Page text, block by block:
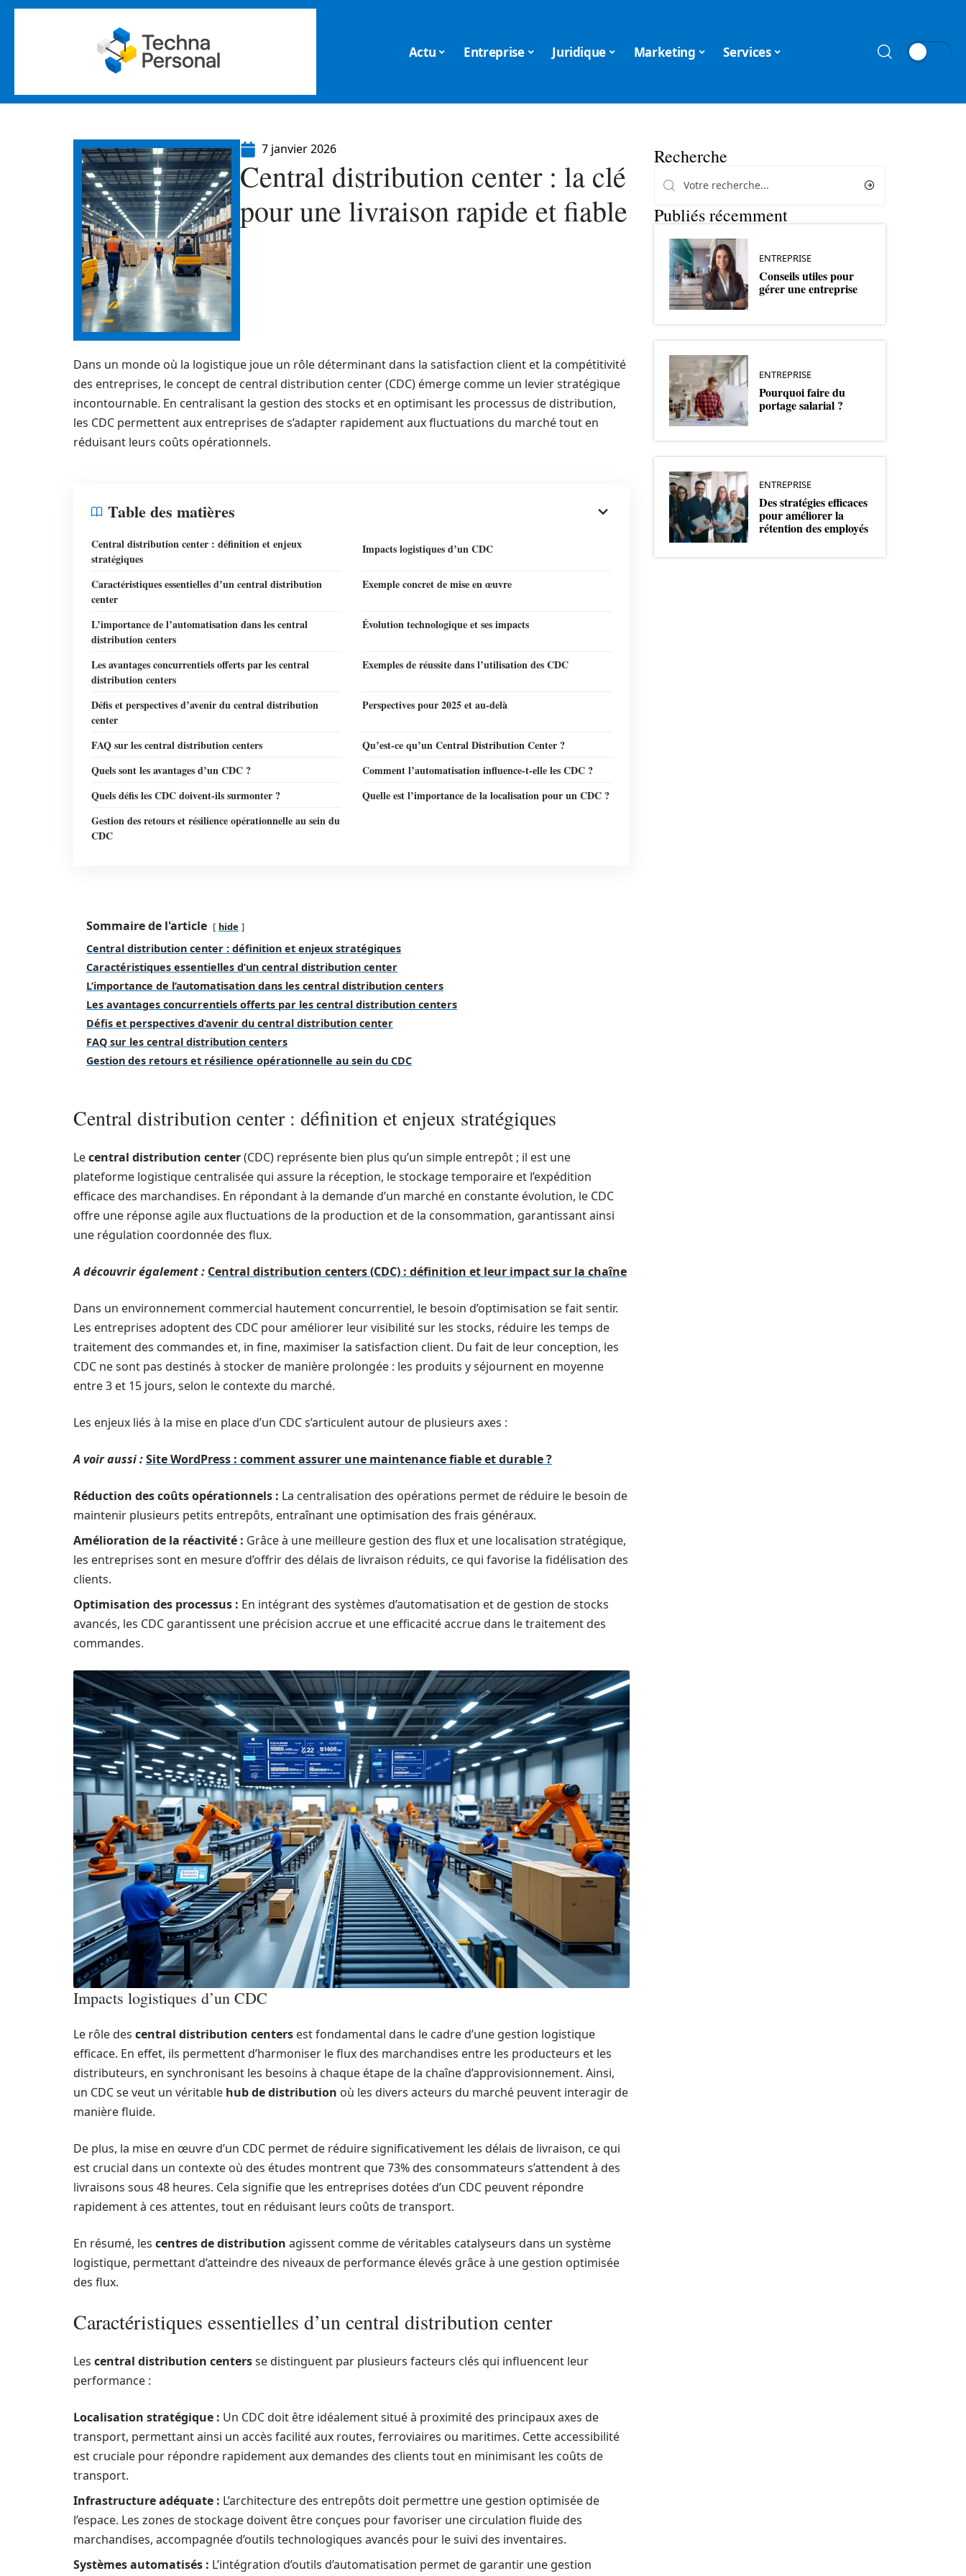
Actu Entreprise Juridique Marketing Services
7 janvier 2026
Central distribution center : la clé
pour une livraison rapide et fiable
Dans un monde où la logistique joue un rôle déterminant dans la satisfaction client et la compétitivité
des entreprises, le concept de central distribution center (CDC) émerge comme un levier stratégique
incontournable. En centralisant la gestion des stocks et en optimisant les processus de distribution,
les CDC permettent aux entreprises de s’adapter rapidement aux fluctuations du marché tout en
réduisant leurs coûts opérationnels.
Table des matières
Central distribution center : définition et enjeux
stratégiques
Impacts logistiques d’un CDC
Caractéristiques essentielles d’un central distribution
center
Exemple concret de mise en œuvre
L’importance de l’automatisation dans les central
distribution centers
Évolution technologique et ses impacts
Les avantages concurrentiels offerts par les central
distribution centers
Exemples de réussite dans l’utilisation des CDC
Défis et perspectives d’avenir du central distribution
center
Perspectives pour 2025 et au-delà
FAQ sur les central distribution centers
Qu’est-ce qu’un Central Distribution Center ?
Quels sont les avantages d’un CDC ?
Comment l’automatisation influence-t-elle les CDC ?
Quels défis les CDC doivent-ils surmonter ?
Quelle est l’importance de la localisation pour un CDC ?
Gestion des retours et résilience opérationnelle au sein du
CDC
Sommaire de l'article hide
Central distribution center : définition et enjeux stratégiques
Caractéristiques essentielles d’un central distribution center
L’importance de l’automatisation dans les central distribution centers
Les avantages concurrentiels offerts par les central distribution centers
Défis et perspectives d’avenir du central distribution center
FAQ sur les central distribution centers
Gestion des retours et résilience opérationnelle au sein du CDC
Central distribution center : définition et enjeux stratégiques
Lecentral distribution center(CDC) représente bien plus qu’un simple entrepôt ; il est une
plateforme logistique centralisée qui assure la réception, le stockage temporaire et l’expédition
efficace des marchandises. En répondant à la demande d’un marché en constante évolution, le CDC
offre une réponse agile aux fluctuations de la production et de la consommation, garantissant ainsi
une régulation coordonnée des flux.
A découvrir également : Central distribution centers (CDC) : définition et leur impact sur la chaîne
Dans un environnement commercial hautement concurrentiel, le besoin d’optimisation se fait sentir.
Les entreprises adoptent des CDC pour améliorer leur visibilité sur les stocks, réduire les temps de
traitement des commandes et, in fine, maximiser la satisfaction client. Du fait de leur conception, les
CDC ne sont pas destinés à stocker de manière prolongée : les produits y séjournent en moyenne
entre 3 et 15 jours, selon le contexte du marché.
Les enjeux liés à la mise en place d’un CDC s’articulent autour de plusieurs axes :
A voir aussi :Site WordPress : comment assurer une maintenance fiable et durable ?
Réduction des coûts opérationnels : La centralisation des opérations permet de réduire le besoin de
maintenir plusieurs petits entrepôts, entraînant une optimisation des frais généraux.
Amélioration de la réactivité : Grâce à une meilleure gestion des flux et une localisation stratégique,
les entreprises sont en mesure d’offrir des délais de livraison réduits, ce qui favorise la fidélisation des
clients.
Optimisation des processus : En intégrant des systèmes d’automatisation et de gestion de stocks
avancés, les CDC garantissent une précision accrue et une efficacité accrue dans le traitement des
commandes.
Impacts logistiques d’un CDC
Le rôle des central distribution centers est fondamental dans le cadre d’une gestion logistique
efficace. En effet, ils permettent d’harmoniser le flux des marchandises entre les producteurs et les
distributeurs, en synchronisant les besoins à chaque étape de la chaîne d’approvisionnement. Ainsi,
un CDC se veut un véritable hub de distribution où les divers acteurs du marché peuvent interagir de
manière fluide.
De plus, la mise en œuvre d’un CDC permet de réduire significativement les délais de livraison, ce qui
est crucial dans un contexte où des études montrent que 73% des consommateurs s’attendent à des
livraisons sous 48 heures. Cela signifie que les entreprises dotées d’un CDC peuvent répondre
rapidement à ces attentes, tout en réduisant leurs coûts de transport.
En résumé, les centres de distribution agissent comme de véritables catalyseurs dans un système
logistique, permettant d’atteindre des niveaux de performance élevés grâce à une gestion optimisée
des flux.
Caractéristiques essentielles d’un central distribution center
Les central distribution centersse distinguent par plusieurs facteurs clés qui influencent leur
performance :
Localisation stratégique : Un CDC doit être idéalement situé à proximité des principaux axes de
transport, permettant ainsi un accès facilité aux routes, ferroviaires ou maritimes. Cette accessibilité
est cruciale pour répondre rapidement aux demandes des clients tout en minimisant les coûts de
transport.
Infrastructure adéquate : L’architecture des entrepôts doit permettre une gestion optimisée de
l’espace. Les zones de stockage doivent être conçues pour favoriser une circulation fluide des
marchandises, accompagnée d’outils technologiques avancés pour le suivi des inventaires.
Systèmes automatisés : L’intégration d’outils d’automatisation permet de garantir une gestion
Recherche
Publiés récemment
ENTREPRISE
Conseils utiles pour
gérer une entreprise
ENTREPRISE
Pourquoi faire du
portage salarial ?
ENTREPRISE
Des stratégies efficaces
pour améliorer la
rétention des employés